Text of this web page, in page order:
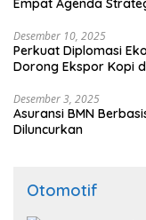
Empat Agenda
Desember 10, 2025
Perkuat Diplomasi
Dorong Ekspor Kopi
Desember 3, 2025
Asuransi BMN
Diluncurkan
Otomotif